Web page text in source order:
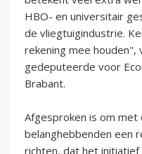
HBO- en universitair
de vliegtuigindustrie.
rekening mee houden",
gedeputeerde voor
Brabant.
Afgesproken is om met
belanghebbenden een
richten, dat het